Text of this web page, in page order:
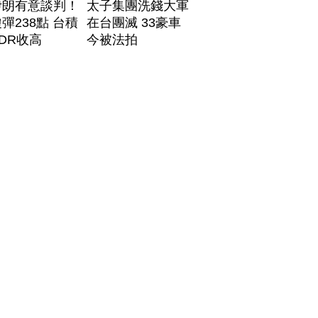
有意談判！
238點 台積
收高
太子集團洗錢大軍
在台團滅 33豪車
今被法拍